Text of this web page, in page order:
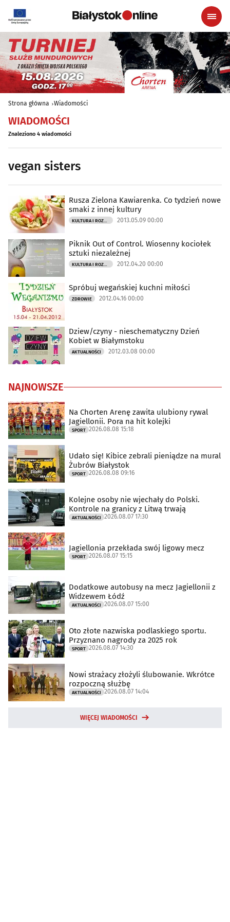
Strona główna Wiadomości
WIADOMOŚCI
Znaleziono 4 wiadomości
vegan sisters
Rusza Zielona Kawiarenka. Co tydzień nowe
smaki z innej kultury
KULTURA I ROZRYWKA 2013.05.09 00:00
Piknik Out of Control. Wiosenny kociołek
sztuki niezależnej
KULTURA I ROZRYWKA 2012.04.20 00:00
Spróbuj wegańskiej kuchni miłości
ZDROWIE 2012.04.16 00:00
Dziew/czyny - nieschematyczny Dzień
Kobiet w Białymstoku
AKTUALNOŚCI 2012.03.08 00:00
NAJNOWSZE
Na Chorten Arenę zawita ulubiony rywal
Jagiellonii. Pora na hit kolejki
SPORT 2026.08.08 15:18
Udało się! Kibice zebrali pieniądze na mural
Żubrów Białystok
SPORT 2026.08.08 09:16
Kolejne osoby nie wjechały do Polski.
Kontrole na granicy z Litwą trwają
AKTUALNOŚCI 2026.08.07 17:30
Jagiellonia przekłada swój ligowy mecz
SPORT 2026.08.07 15:15
Dodatkowe autobusy na mecz Jagiellonii z
Widzewem Łódź
AKTUALNOŚCI 2026.08.07 15:00
Oto złote nazwiska podlaskiego sportu.
Przyznano nagrody za 2025 rok
SPORT 2026.08.07 14:30
Nowi strażacy złożyli ślubowanie. Wkrótce
rozpoczną służbę
AKTUALNOŚCI 2026.08.07 14:04
WIĘCEJ WIADOMOŚCI